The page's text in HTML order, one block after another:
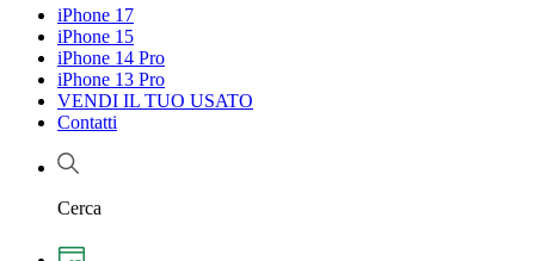
iPhone 17
iPhone 15
iPhone 14 Pro
iPhone 13 Pro
VENDI IL TUO USATO
Contatti
Cerca